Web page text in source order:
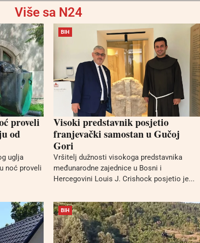
Više sa N24
proveli
od
uglja
noć proveli
BIH
Visoki predstavnik posjetio
franjevački samostan u Gučoj
Gori
Vršitelj dužnosti visokoga predstavnika
međunarodne zajednice u Bosni i
Hercegovini Louis J. Crishock posjetio je...
BIH